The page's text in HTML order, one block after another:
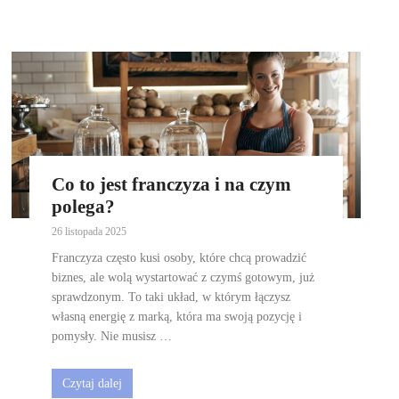
Co to jest franczyza i na czym
polega?
26 listopada 2025
Franczyza często kusi osoby, które chcą prowadzić
biznes, ale wolą wystartować z czymś gotowym, już
sprawdzonym. To taki układ, w którym łączysz
własną energię z marką, która ma swoją pozycję i
pomysły. Nie musisz …
Czytaj dalej